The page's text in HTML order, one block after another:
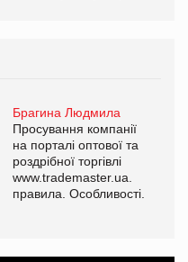
Брагина Людмила
Просування компанії
на порталі оптової та
роздрібної торгівлі
www.trademaster.ua.
правила. Особливості.